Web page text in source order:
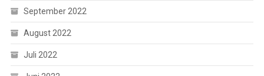
September 2022
August 2022
Juli 2022